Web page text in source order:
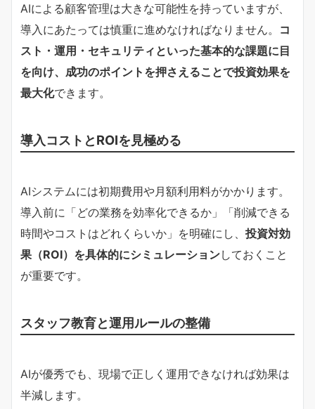
AIによる顧客管理は大きな可能性を持っていますが、
導入にあたっては慎重に進めなければなりません。 コ
スト・運用・セキュリティといった基本的な課題に目
を向け、成功のポイントを押さえることで投資効果を
最大化できます。
導入コストとROIを見極める
AIシステムには初期費用や月額利用料がかかります。
導入前に「どの業務を効率化できるか」「削減できる
時間やコストはどれくらいか」を明確にし、 投資対効
果（ROI）を具体的にシミュレーションしておくこと
が重要です。
スタッフ教育と運用ルールの整備
AIが優秀でも、現場で正しく運用できなければ効果は
半減します。